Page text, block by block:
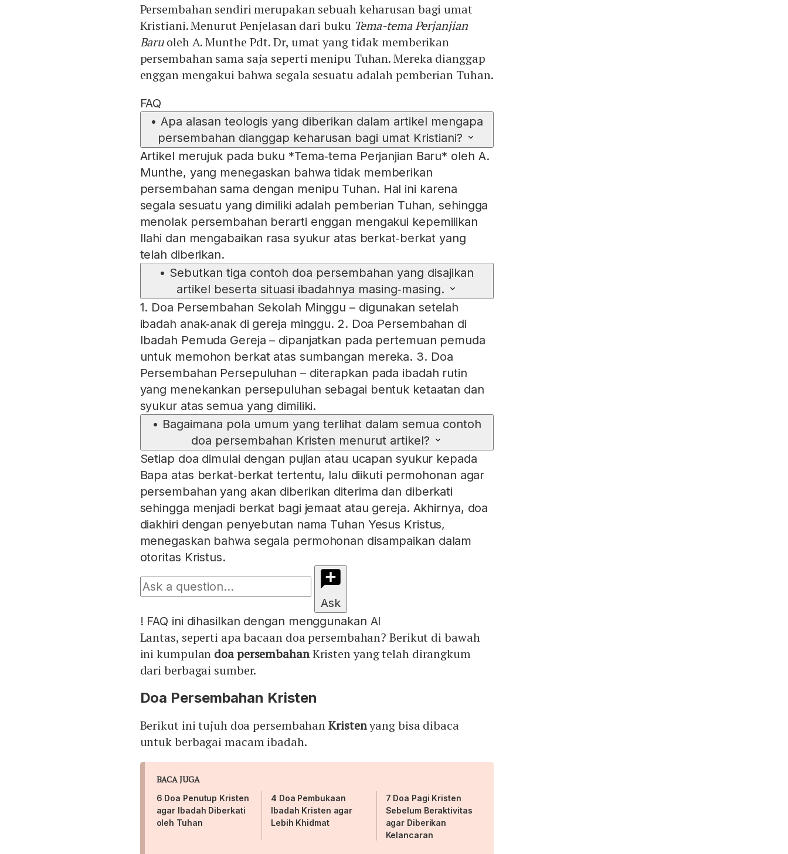
Persembahan sendiri merupakan sebuah keharusan bagi umat
Kristiani. Menurut Penjelasan dari buku Tema-tema Perjanjian
Baruoleh A. Munthe Pdt. Dr, umat yang tidak memberikan
persembahan sama saja seperti menipu Tuhan. Mereka dianggap
enggan mengakui bahwa segala sesuatu adalah pemberian Tuhan.
FAQ
• Apa alasan teologis yang diberikan dalam artikel mengapa
persembahan dianggap keharusan bagi umat Kristiani?
Artikel merujuk pada buku *Tema‑tema Perjanjian Baru* oleh A.
Munthe, yang menegaskan bahwa tidak memberikan
persembahan sama dengan menipu Tuhan. Hal ini karena
segala sesuatu yang dimiliki adalah pemberian Tuhan, sehingga
menolak persembahan berarti enggan mengakui kepemilikan
Ilahi dan mengabaikan rasa syukur atas berkat‑berkat yang
telah diberikan.
• Sebutkan tiga contoh doa persembahan yang disajikan
artikel beserta situasi ibadahnya masing‑masing.
1. Doa Persembahan Sekolah Minggu – digunakan setelah
ibadah anak‑anak di gereja minggu. 2. Doa Persembahan di
Ibadah Pemuda Gereja – dipanjatkan pada pertemuan pemuda
untuk memohon berkat atas sumbangan mereka. 3. Doa
Persembahan Persepuluhan – diterapkan pada ibadah rutin
yang menekankan persepuluhan sebagai bentuk ketaatan dan
syukur atas semua yang dimiliki.
• Bagaimana pola umum yang terlihat dalam semua contoh
doa persembahan Kristen menurut artikel?
Setiap doa dimulai dengan pujian atau ucapan syukur kepada
Bapa atas berkat‑berkat tertentu, lalu diikuti permohonan agar
persembahan yang akan diberikan diterima dan diberkati
sehingga menjadi berkat bagi jemaat atau gereja. Akhirnya, doa
diakhiri dengan penyebutan nama Tuhan Yesus Kristus,
menegaskan bahwa segala permohonan disampaikan dalam
otoritas Kristus.
Ask
! FAQ ini dihasilkan dengan menggunakan AI
Lantas, seperti apa bacaan doa persembahan? Berikut di bawah
ini kumpulan doa persembahanKristen yang telah dirangkum
dari berbagai sumber.
Doa Persembahan Kristen
Berikut ini tujuh doa persembahanKristenyang bisa dibaca
untuk berbagai macam ibadah.
BACA JUGA
6 Doa Penutup Kristen
agar Ibadah Diberkati
oleh Tuhan
4 Doa Pembukaan
Ibadah Kristen agar
Lebih Khidmat
7 Doa Pagi Kristen
Sebelum Beraktivitas
agar Diberikan
Kelancaran